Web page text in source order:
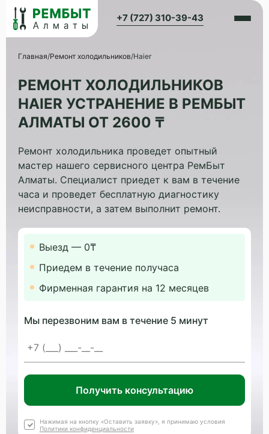
+7 (727) 310-39-43
Главная/Ремонт холодильников/Haier
РЕМОНТ ХОЛОДИЛЬНИКОВ
HAIER УСТРАНЕНИЕ В РЕМБЫТ
АЛМАТЫ ОТ 2600 ₸
Ремонт холодильника проведет опытный
мастер нашего сервисного центра РемБыт
Алматы. Специалист приедет к вам в течение
часа и проведет бесплатную диагностику
неисправности, а затем выполнит ремонт.
Выезд — 0₸
Приедем в течение получаса
Фирменная гарантия на 12 месяцев
Мы перезвоним вам в течение 5 минут
Получить консультацию
Нажимая на кнопку «Оставить заявку», я принимаю условия
Политики конфиденциальности